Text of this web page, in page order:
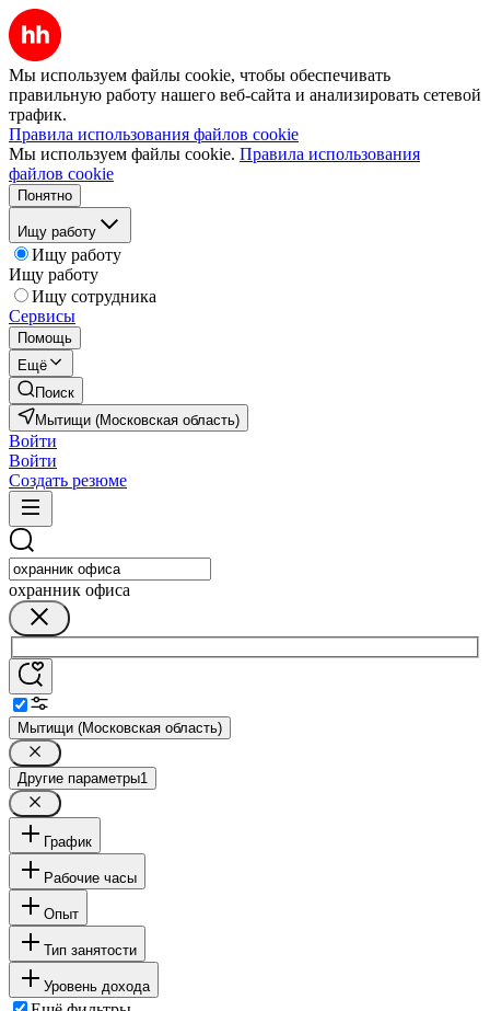
Мы используем файлы cookie, чтобы обеспечивать
правильную работу нашего веб-сайта и анализировать сетевой
трафик.
Правила использования файлов cookie
Мы используем файлы cookie. Правила использования
файлов cookie
Понятно
Ищу работу
Ищу работу
Ищу работу
Ищу сотрудника
Сервисы
Помощь
Ещё
Поиск
Мытищи (Московская область)
Войти
Войти
Создать резюме
охранник офиса
Мытищи (Московская область)
Другие параметры1
График
Рабочие часы
Опыт
Тип занятости
Уровень дохода